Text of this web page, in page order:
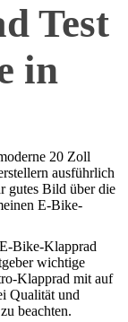
Test
in
20 Zoll
ausführlich
gutes Bild über die
E-Bike-
Bike-Klapprad
wichtige
Klapprad mit auf
Qualität und
beachten.